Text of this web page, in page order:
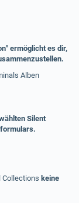
ermöglicht es dir,
Alben
Silent
Collections keine